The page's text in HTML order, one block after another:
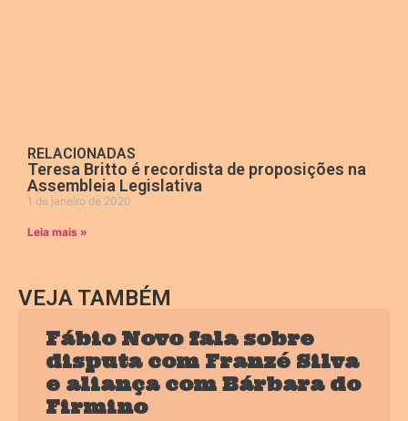
RELACIONADAS
Teresa Britto é recordista de proposições na
Assembleia Legislativa
1 de janeiro de 2020
Leia mais »
VEJA TAMBÉM
Fábio Novo fala sobre
disputa com Franzé Silva
e aliança com Bárbara do
Firmino